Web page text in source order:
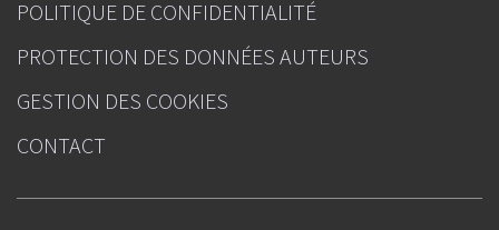
POLITIQUE DE CONFIDENTIALITÉ
PROTECTION DES DONNÉES AUTEURS
GESTION DES COOKIES
CONTACT